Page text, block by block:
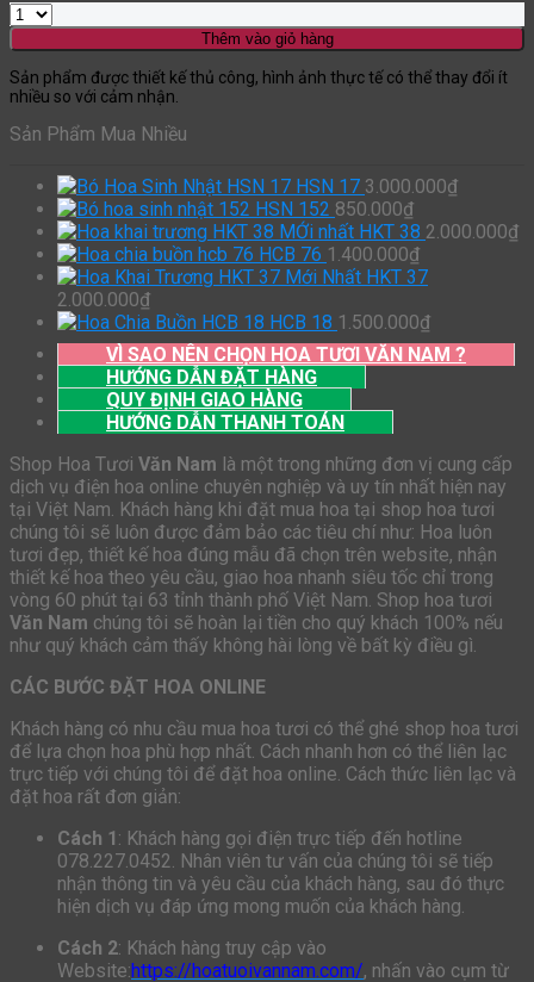
Thêm vào giỏ hàng
Sản phẩm được thiết kế thủ công, hình ảnh thực tế có thể thay đổi ít
nhiều so với cảm nhận.
Sản Phẩm Mua Nhiều
HSN 17 3.000.000₫
HSN 152 850.000₫
HKT 38 2.000.000₫
HCB 76 1.400.000₫
HKT 37
2.000.000₫
HCB 18 1.500.000₫
VÌ SAO NÊN CHỌN HOA TƯƠI VĂN NAM ?
HƯỚNG DẪN ĐẶT HÀNG
QUY ĐỊNH GIAO HÀNG
HƯỚNG DẪN THANH TOÁN
Shop Hoa Tươi Văn Nam là một trong những đơn vị cung cấp
dịch vụ điện hoa online chuyên nghiệp và uy tín nhất hiện nay
tại Việt Nam. Khách hàng khi đặt mua hoa tại shop hoa tươi
chúng tôi sẽ luôn được đảm bảo các tiêu chí như: Hoa luôn
tươi đẹp, thiết kế hoa đúng mẫu đã chọn trên website, nhận
thiết kế hoa theo yêu cầu, giao hoa nhanh siêu tốc chỉ trong
vòng 60 phút tại 63 tỉnh thành phố Việt Nam. Shop hoa tươi
Văn Nam chúng tôi sẽ hoàn lại tiền cho quý khách 100% nếu
như quý khách cảm thấy không hài lòng về bất kỳ điều gì.
CÁC BƯỚC ĐẶT HOA ONLINE
Khách hàng có nhu cầu mua hoa tươi có thể ghé shop hoa tươi
để lựa chọn hoa phù hợp nhất. Cách nhanh hơn có thể liên lạc
trực tiếp với chúng tôi để đặt hoa online. Cách thức liên lạc và
đặt hoa rất đơn giản:
Cách 1 : Khách hàng gọi điện trực tiếp đến hotline
078.227.0452. Nhân viên tư vấn của chúng tôi sẽ tiếp
nhận thông tin và yêu cầu của khách hàng, sau đó thực
hiện dịch vụ đáp ứng mong muốn của khách hàng.
Cách 2: Khách hàng truy cập vào
Website:https://hoatuoivannam.com/, nhấn vào cụm từ